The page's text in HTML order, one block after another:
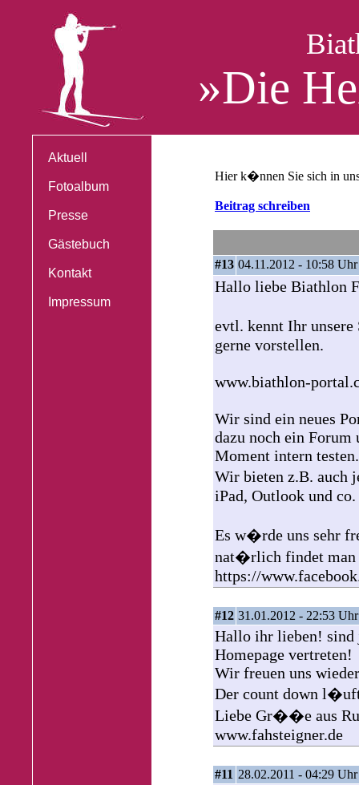
»Die
Aktuell
Fotoalbum
Presse
Gästebuch
Kontakt
Impressum
Hier k�nnen Sie sich in
Beitrag schreiben
#13 04.11.2012 - 10:58 Uhr
Hallo liebe Biathlon
evtl. kennt Ihr
gerne vorstellen.
www.biathlon-
Wir sind ein neues
dazu noch ein
Moment intern testen.
Wir bieten z.B. auch
iPad, Outlook und co.
Es w�rde uns sehr
nat�rlich findet man
https://
#12 31.01.2012 - 22:53 Uhr
Hallo ihr lieben! sind
Homepage vertreten!
Wir freuen uns
Der count down
Liebe Gr��e aus
www.fahsteigner.de
#11 28.02.2011 - 04:29 Uhr